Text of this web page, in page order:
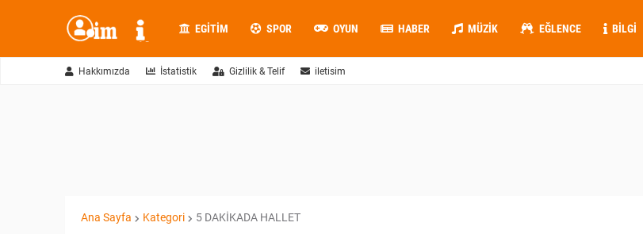
EGITIM SPOR OYUN HABER MÜZIK EĞLENCE BILGI
Hakkımızda İstatistik Gizlilik & Telif iletisim
Ana Sayfa Kategori 5 DAKİKADA HALLET